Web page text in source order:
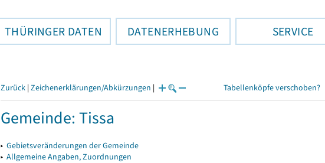
THÜRINGER DATEN DATENERHEBUNG SERVICE
Zurück | Zeichenerklärungen/Abkürzungen | Tabellenköpfe verschoben?
Gemeinde: Tissa
▸ Gebietsveränderungen der Gemeinde
▸ Allgemeine Angaben, Zuordnungen